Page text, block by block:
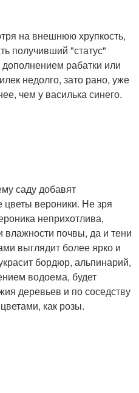
на внешнюю хрупкость,
получивший "статус"
рабатки или
недолго, зато рано, уже
чем у василька синего.
саду добавят
цветы вероники. Не зря
неприхотлива,
влажности почвы, да и тени
выглядит более ярко и
бордюр, альпинарий,
водоема, будет
деревьев и по соседству
как розы.